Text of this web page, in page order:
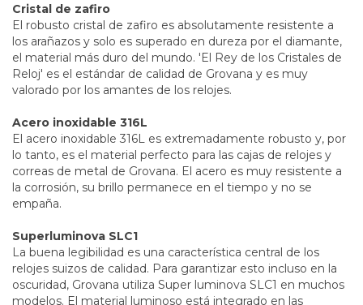
Cristal de zafiro
El robusto cristal de zafiro es absolutamente resistente a
los arañazos y solo es superado en dureza por el diamante,
el material más duro del mundo. 'El Rey de los Cristales de
Reloj' es el estándar de calidad de Grovana y es muy
valorado por los amantes de los relojes.
Acero inoxidable 316L
El acero inoxidable 316L es extremadamente robusto y, por
lo tanto, es el material perfecto para las cajas de relojes y
correas de metal de Grovana. El acero es muy resistente a
la corrosión, su brillo permanece en el tiempo y no se
empaña.
Superluminova SLC1
La buena legibilidad es una característica central de los
relojes suizos de calidad. Para garantizar esto incluso en la
oscuridad, Grovana utiliza Super luminova SLC1 en muchos
modelos. El material luminoso está integrado en las